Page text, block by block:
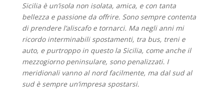
Sicilia è un’isola non isolata, amica, e con tanta
bellezza e passione da offrire. Sono sempre contenta
di prendere l’aliscafo e tornarci. Ma negli anni mi
ricordo interminabili spostamenti, tra bus, treni e
auto, e purtroppo in questo la Sicilia, come anche il
mezzogiorno peninsulare, sono penalizzati. I
meridionali vanno al nord facilmente, ma dal sud al
sud è sempre un’impresa spostarsi.